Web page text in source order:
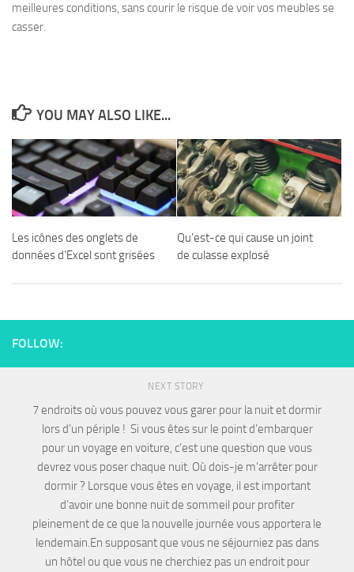
meilleures conditions, sans courir le risque de voir vos meubles se
casser.
YOU MAY ALSO LIKE...
Les icônes des onglets de
données d’Excel sont grisées
Qu’est-ce qui cause un joint
de culasse explosé
FOLLOW:
NEXT STORY
7 endroits où vous pouvez vous garer pour la nuit et dormir
lors d’un périple ! Si vous êtes sur le point d’embarquer
pour un voyage en voiture, c’est une question que vous
devrez vous poser chaque nuit. Où dois-je m’arrêter pour
dormir ? Lorsque vous êtes en voyage, il est important
d’avoir une bonne nuit de sommeil pour profiter
pleinement de ce que la nouvelle journée vous apportera le
lendemain.En supposant que vous ne séjourniez pas dans
un hôtel ou que vous ne cherchiez pas un endroit pour